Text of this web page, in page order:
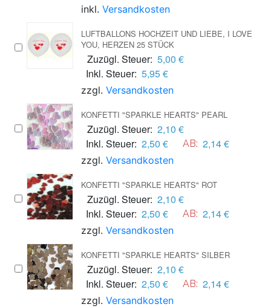
inkl. Versandkosten
LUFTBALLONS HOCHZEIT UND LIEBE, I LOVE
YOU, HERZEN 25 STÜCK
Zuzügl. Steuer: 5,00 €
Inkl. Steuer: 5,95 €
zzgl. Versandkosten
KONFETTI "SPARKLE HEARTS" PEARL
Zuzügl. Steuer: 2,10 €
Inkl. Steuer: 2,50 € AB: 2,14 €
zzgl. Versandkosten
KONFETTI "SPARKLE HEARTS" ROT
Zuzügl. Steuer: 2,10 €
Inkl. Steuer: 2,50 € AB: 2,14 €
zzgl. Versandkosten
KONFETTI "SPARKLE HEARTS" SILBER
Zuzügl. Steuer: 2,10 €
Inkl. Steuer: 2,50 € AB: 2,14 €
zzgl. Versandkosten